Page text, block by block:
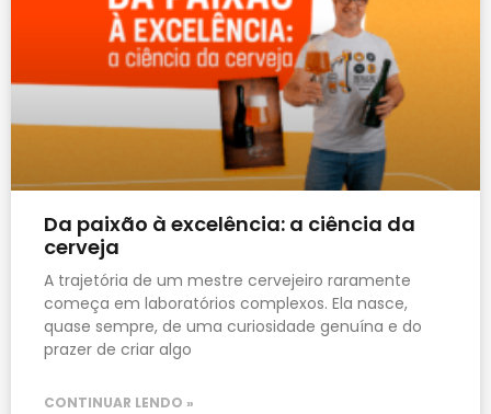
Da paixão à excelência: a ciência da
cerveja
A trajetória de um mestre cervejeiro raramente
começa em laboratórios complexos. Ela nasce,
quase sempre, de uma curiosidade genuína e do
prazer de criar algo
CONTINUAR LENDO »